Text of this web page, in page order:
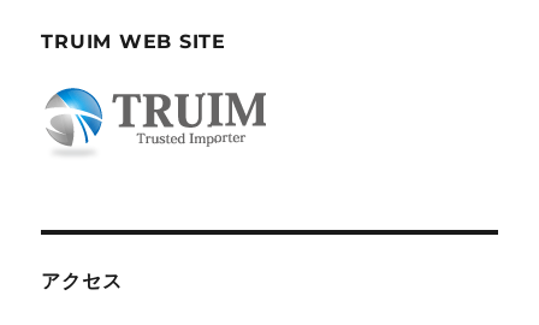
TRUIM WEB SITE
アクセス